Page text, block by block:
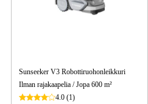
Sunseeker V3 Robottiruohonleikkuri
Ilman rajakaapelia / Jopa 600 m²
4.0 (1)